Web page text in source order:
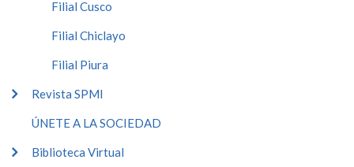
Filial Cusco
Filial Chiclayo
Filial Piura
Revista SPMI
ÚNETE A LA SOCIEDAD
Biblioteca Virtual